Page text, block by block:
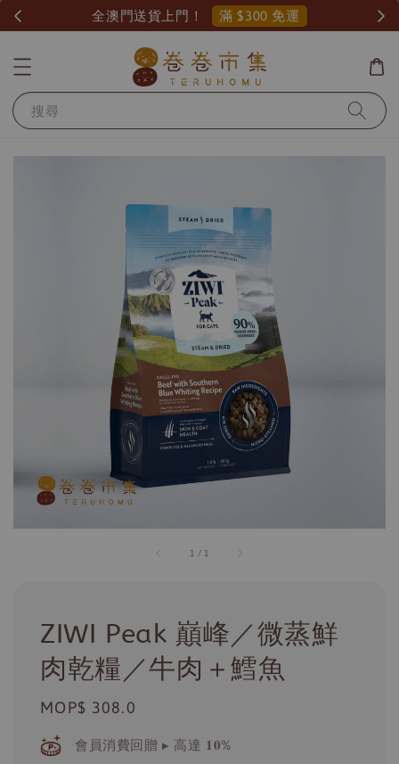
全澳門送貨上門！ 滿 $300 免運
搜尋
1 / 1
ZIWI Peak 巔峰／微蒸鮮
肉乾糧／牛肉＋鱈魚
Regular
price
MOP$ 308.0
會員消費回贈 ▸ 高達 𝟏𝟎%